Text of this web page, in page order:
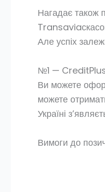
Нагадає також
Але успіх
№1 — CreditPlus
Ви можете
можете
Україні
Вимоги до